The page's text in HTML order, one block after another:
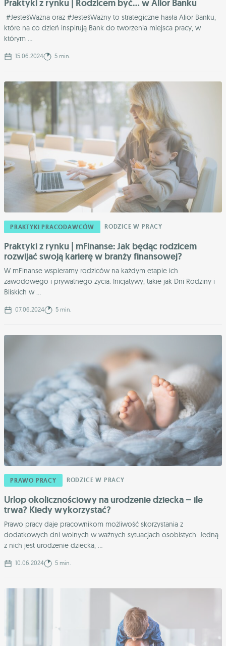
Praktyki z rynku | Rodzicem być… w Alior Banku
#JesteśWażna oraz #JesteśWażny to strategiczne hasła Alior Banku,
które na co dzień inspirują Bank do tworzenia miejsca pracy, w
którym ...
15.06.2024 5 min.
PRAKTYKI PRACODAWCÓW RODZICE W PRACY
Praktyki z rynku | mFinanse: Jak będąc rodzicem
rozwijać swoją karierę w branży finansowej?
W mFinanse wspieramy rodziców na każdym etapie ich
zawodowego i prywatnego życia. Inicjatywy, takie jak Dni Rodziny i
Bliskich w ...
07.06.2024 5 min.
PRAWO PRACY RODZICE W PRACY
Urlop okolicznościowy na urodzenie dziecka – ile
trwa? Kiedy wykorzystać?
Prawo pracy daje pracownikom możliwość skorzystania z
dodatkowych dni wolnych w ważnych sytuacjach osobistych. Jedną
z nich jest urodzenie dziecka, ...
10.06.2024 5 min.